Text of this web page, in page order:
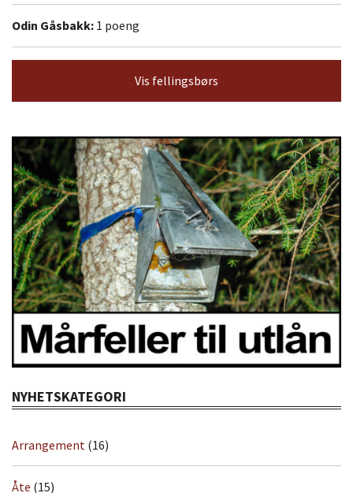
Odin Gåsbakk: 1 poeng
Vis fellingsbørs
NYHETSKATEGORI
Arrangement (16)
Åte (15)